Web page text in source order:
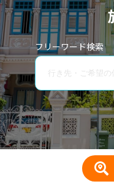
フリーワード検索